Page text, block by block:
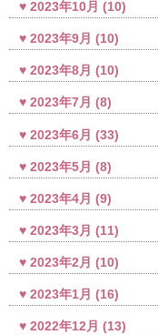
2023年10月 (10)
2023年9月 (10)
2023年8月 (10)
2023年7月 (8)
2023年6月 (33)
2023年5月 (8)
2023年4月 (9)
2023年3月 (11)
2023年2月 (10)
2023年1月 (16)
2022年12月 (13)